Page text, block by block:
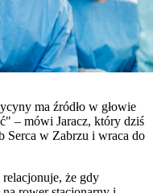
ma źródło w głowie
– mówi Jaracz, który dziś
Serca w Zabrzu i wraca do
relacjonuje, że gdy